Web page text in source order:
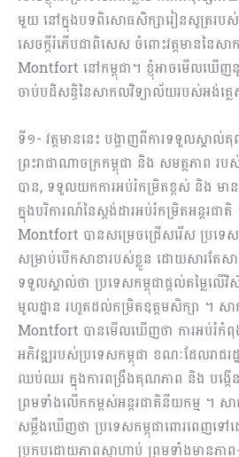
មួយ​ នៅក្នុង​បទពិសោធសិក្សារៀនសូត្រ​របស់ខ្
សេចក្តីរំភើប​ជាពិសេស ចំពោះវត្តមាន​នៃស
Montfort នៅកម្ពុជា។ ​ខ្ញុំអាចមើលឃើញ​
ចាប់បដិសន្ធិ​នៃសាកលវិទ្យាល័យរបស់អង់គ្ល
ទី១- វត្តមាននេះ បង្ហាញពីការទទួលស្គា
ព្រះរាជាណាចក្រកម្ពុជា និង សមត្ថភាព រ
បាន,​ ​ទទួលយក​ការអប់រំកម្រិតខ្ពស់​ និង មា
ក្នុងបរិការណ៍នៃ​ស្តង់ដារអប់រំ​កម្រិត​​អន្តរ
Montfort បានសម្រេចជ្រើសរើស ប្រទេ
សម្រាប់បើកសាខារបស់ខ្លួន ដោយ​សារតែស
ទទួលស្គាល់ថា ប្រទេសកម្ពុជាផ្តល់តម្លៃល
មូលដ្ឋាន រហូតដល់កម្រិត​ឧត្តមសិក្សា ។ ស
Montfort បានមើលឃើញថា ការអប់រំកំពុ
អភិវឌ្ឍរបស់ប្រទេសកម្ពុជា ខណៈដែលរាជរ
ឈប់ឈរ ក្នុងការពង្រឹងគុណភាព និង បង្ក
ព្រមទាំងលើកកម្ពស់អន្តរជាតិនីយ​​កម្ម ។ ស
សម្លឹងឃើញថា ប្រទេសកម្ពុជាពោរពេញទ
ប្រកបដោយភាពស្វាហាប់ ព្រមទាំងមានភា